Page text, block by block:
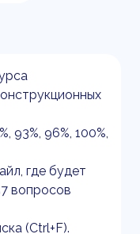
93%, 96%, 100%,
где будет
вопросов
(Ctrl+F).